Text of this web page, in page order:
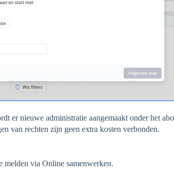
er nieuwe administratie aangemaakt onder het
van rechten zijn geen extra kosten verbonden.
melden via Online samenwerken.